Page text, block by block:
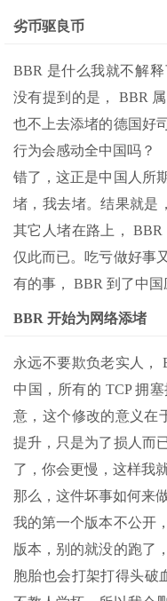
劣币驱良币
BBR 是什么我就不解
没有提到的是， BBR
也不上去添堵的德国好
行为会感动全中国吗？
错了，这正是中国人所
堵，我去堵。结果就是
其它人堵在路上， BBR
仅此而已。吃亏做好事
有的事， BBR 到了中国
BBR 开始为网络添堵
永远不要欺负老实人，
中国，所有的 TCP 拥
意，这个修改的意义在
提升，只是为了损人而
了，你会更慢，这样我
那么，这件坏事如何来
我的第一个版本不公开
版本，别的就没的跑了
胞胎也会打架打得头